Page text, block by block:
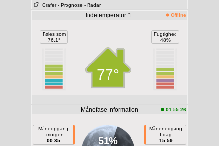
Grafer - Prognose - Radar
Indetemperatur °F Offline
Føles som
76.1°
77°
Fugtighed
48%
Månefase information 01:55:26
Måneopgang
I morgen
00:35
51%
Månenedgang
I dag
15:59